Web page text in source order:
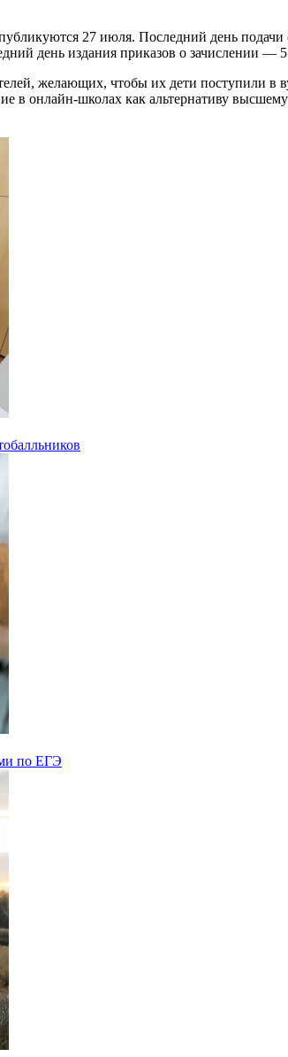
27 июля. Последний день
день издания приказов о зачислении — 5
желающих, чтобы их дети поступили в
в онлайн-школах как альтернативу
по ЕГЭ